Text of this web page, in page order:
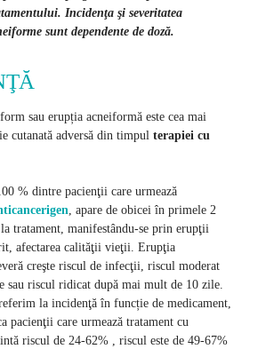
Incidenţa şi severitatea
sunt dependente de doză.
sau erupția acneiformă este cea mai
cutanată adversă din timpul terapiei cu
% dintre pacienţii care urmează
, apare de obicei în primele 2
tratament, manifestându-se prin erupţii
afectarea calităţii vieţii. Erupţia
creşte riscul de infecţii, riscul moderat
sau riscul ridicat după mai mult de 10 zile.
la incidenţă în funcție de medicament,
pacienţii care urmează tratament cu
riscul de 24-62% , riscul este de 49-67%